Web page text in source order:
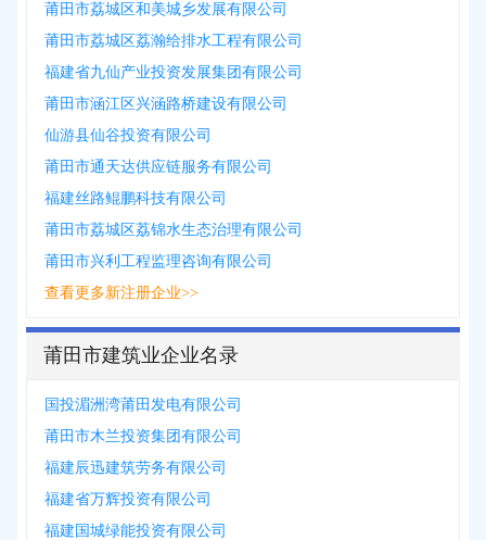
莆田市荔城区和美城乡发展有限公司
莆田市荔城区荔瀚给排水工程有限公司
福建省九仙产业投资发展集团有限公司
莆田市涵江区兴涵路桥建设有限公司
仙游县仙谷投资有限公司
莆田市通天达供应链服务有限公司
福建丝路鲲鹏科技有限公司
莆田市荔城区荔锦水生态治理有限公司
莆田市兴利工程监理咨询有限公司
查看更多新注册企业>>
莆田市建筑业企业名录
国投湄洲湾莆田发电有限公司
莆田市木兰投资集团有限公司
福建辰迅建筑劳务有限公司
福建省万辉投资有限公司
福建国城绿能投资有限公司